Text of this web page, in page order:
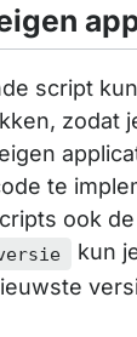
script
zodat
te
ook
kun